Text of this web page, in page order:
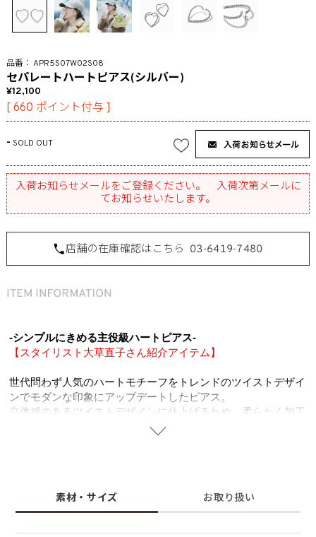
APR5S07W02S08
セパレートハートピアス(シルバー)
12,100
[ 660 ポイント付与 ]
- SOLD OUT
入荷お知らせメールをご登録ください。 入荷次第メールに
てお知らせいたします。
店舗の在庫確認はこちら 03-6419-7480
-シンプルにきめる主役級ハートピアス-
【スタイリスト大草直子さん紹介アイテム】
世代問わず人気のハートモチーフをトレンドのツイストデザイ
ンでモダンな印象にアップデートしたピアス。
立体感のあるツイストデザインに仕上げるため、柔らかく加工
のしやすい真鍮を使用し、シルバーコーティングの煌びやかな
"幸福"や"愛情"を意味するハートモチーフ大切な人へのギフト
としてもオススメで、ニッケルフリーとサージカルステンレス
を使用し、肌にやさしく金属アレルギーの方でも安心。
素材・サイズ お取り扱い